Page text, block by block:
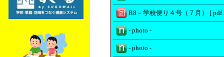
R8－学校便り４号（７月） [ pdf
- photo -
- photo -